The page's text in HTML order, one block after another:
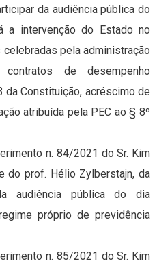
da audiência pública do
a intervenção do Estado no
pela administração
de desempenho
da Constituição, acréscimo de
atribuída pela PEC ao § 8º
n. 84/2021 do Sr. Kim
do prof. Hélio Zylberstajn, da
audiência pública do dia
próprio de previdência
n. 85/2021 do Sr. Kim